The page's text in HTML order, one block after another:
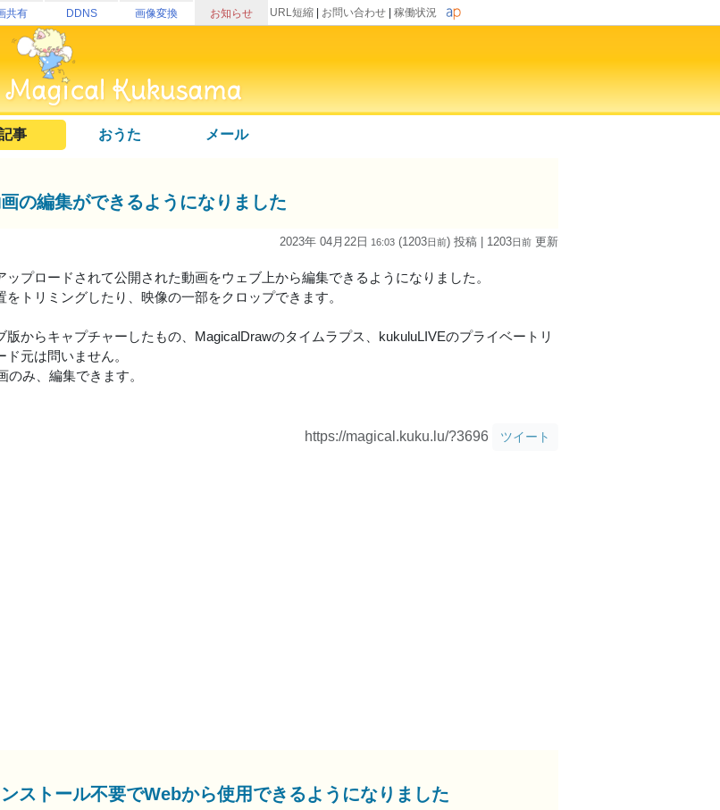
共有 DDNS 画像変換 お知らせ URL短縮 お問い合わせ 稼働状況
事 おうた メール
の編集ができるようになりました
2023年 04月22日 16:03 (1203日前) 投稿 | 1203日前 更新
プロードされて公開された動画をウェブ上から編集できるようになりました。
トリミングしたり、映像の一部をクロップできます。
版からキャプチャーしたもの、MagicalDrawのタイムラプス、kukuluLIVEのプライベートリ
元は問いません。
み、編集できます。
https://magical.kuku.lu/?3696 ツイート
ストール不要でWebから使用できるようになりました